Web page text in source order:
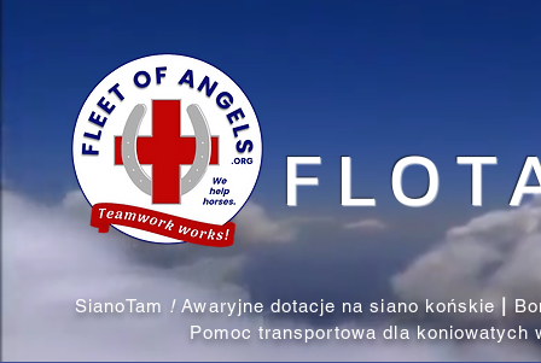
SianoTam !Awaryjne dotacje na siano końskie |
Pomoc transportowa dla